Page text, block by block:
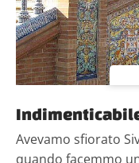
Avevamo sfiorato
quando facemmo